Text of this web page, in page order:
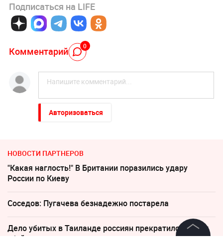
Подписаться на LIFE
Комментарий 0
Авторизоваться
НОВОСТИ ПАРТНЕРОВ
"Какая наглость!" В Британии поразились удару
России по Киеву
Соседов: Пугачева безнадежно постарела
Дело убитых в Таиланде россиян прекратило череду
убийств